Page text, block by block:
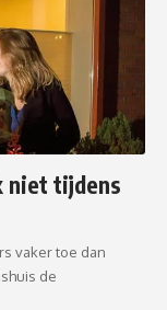
niet tijdens
vaker toe dan
de